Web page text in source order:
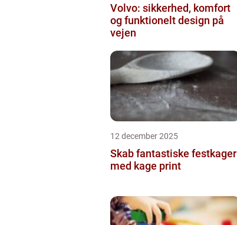
Volvo: sikkerhed, komfort
og funktionelt design på
vejen
12 december 2025
Skab fantastiske festkager
med kage print